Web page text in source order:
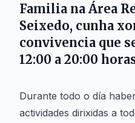
Familia na Área
Seixedo, cunha
convivencia que
12:00 a 20:00
Durante todo o día
actividades dirixidas a